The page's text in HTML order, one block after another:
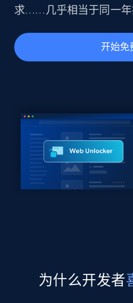
求……几乎相当于同一年
开始免
为什么开发者